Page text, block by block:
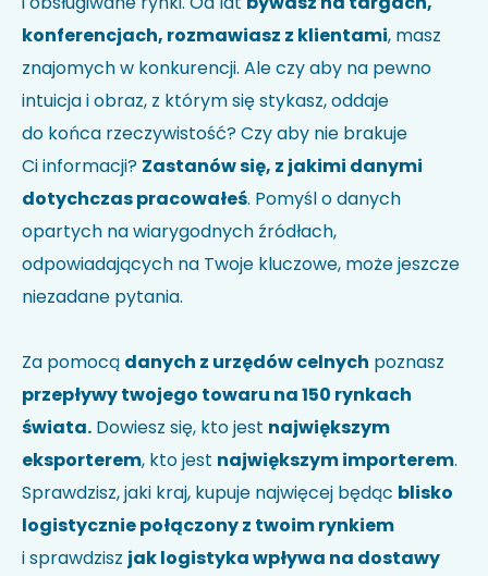
Akceptuję politykę prywatności i wyrażam zgodę na
przetwarzanie moich danych w celu udzielenia
odpowiedzi na przesłane zapytanie.
konferencjach, rozmawiasz z klientami, masz
znajomych w konkurencji. Ale czy aby na pewno
intuicja i obraz, z którym się stykasz, oddaje
do końca rzeczywistość? Czy aby nie brakuje
Ci informacji? Zastanów się, z jakimi danymi
dotychczas pracowałeś. Pomyśl o danych
opartych na wiarygodnych źródłach,
odpowiadających na Twoje kluczowe, może jeszcze
niezadane pytania.
Za pomocą danych z urzędów celnych poznasz
przepływy twojego towaru na 150 rynkach
świata. Dowiesz się, kto jest największym
eksporterem, kto jest największym importerem.
Sprawdzisz, jaki kraj, kupuje najwięcej będąc blisko
logistycznie połączony z twoim rynkiem
i sprawdzisz jak logistyka wpływa na dostawy